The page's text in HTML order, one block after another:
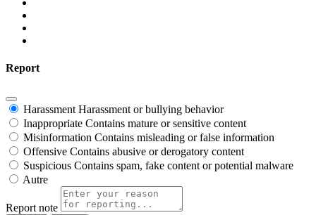
Report
Harassment Harassment or bullying behavior
Inappropriate Contains mature or sensitive content
Misinformation Contains misleading or false information
Offensive Contains abusive or derogatory content
Suspicious Contains spam, fake content or potential malware
Autre
Report note